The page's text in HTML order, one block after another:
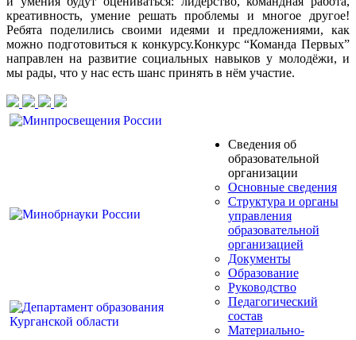
креативность, умение решать проблемы и многое другое!
Ребята поделились своими идеями и предложениями, как
можно подготовиться к конкурсу.Конкурс “Команда Первых”
направлен на развитие социальных навыков у молодёжи, и
мы рады, что у нас есть шанс принять в нём участие.
Сведения об
образовательной
организации
Основные сведения
Структура и органы
управления
образовательной
организацией
Документы
Образование
Руководство
Педагогический
состав
Материально-